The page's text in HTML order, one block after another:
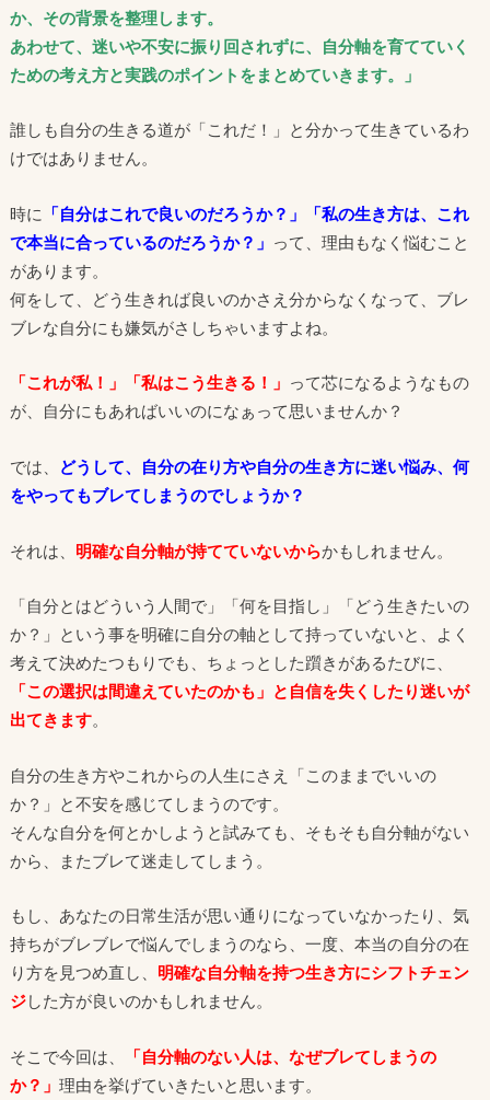
か、その背景を整理します。
あわせて、迷いや不安に振り回されずに、自分軸を育てていく
ための考え方と実践のポイントをまとめていきます。」
誰しも自分の生きる道が「これだ！」と分かって生きているわ
けではありません。
時に 「自分はこれで良いのだろうか？」
「私の生き方は、これ
で本当に合っているのだろうか？」 って、理由もなく悩むこと
があります。
何をして、どう生きれば良いのかさえ分からなくなって、ブレ
ブレな自分にも嫌気がさしちゃいますよね。
「これが私！」「私はこう生きる！」 って芯になるようなもの
が、自分にもあればいいのになぁって思いませんか？
では、
どうして、自分の在り方や自分の生き方に迷い悩み、何
をやってもブレてしまうのでしょうか？
それは、 明確な自分軸が持てていないからかもしれません。
「自分とはどういう人間で」「何を目指し」「どう生きたいの
か？」という事を明確に自分の軸として持っていないと、よく
考えて決めたつもりでも、ちょっとした躓きがあるたびに、
「この選択は間違えていたのかも」と自信を失くしたり迷いが
出てきます。
自分の生き方やこれからの人生にさえ「このままでいいの
か？」と不安を感じてしまうのです。
そんな自分を何とかしようと試みても、そもそも自分軸がない
から、またブレて迷走してしまう。
もし、あなたの日常生活が思い通りになっていなかったり、気
持ちがブレブレで悩んでしまうのなら、一度、本当の自分の在
り方を見つめ直し、 明確な自分軸を持つ生き方にシフトチェン
ジした方が良いのかもしれません。
そこで今回は、
「自分軸のない人は、なぜブレてしまうの
か？」 理由を挙げていきたいと思います。